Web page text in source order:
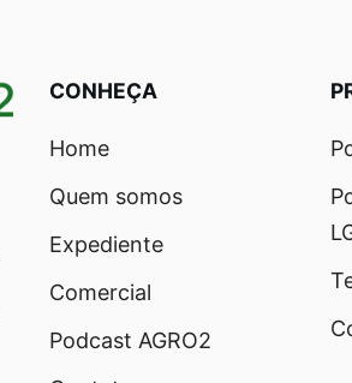
CONHEÇA
Home
Quem somos
Expediente
Comercial
Podcast AGRO2